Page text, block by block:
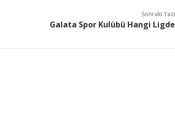
Sonraki Yazı
Galata Spor Kulübü Hangi Ligde